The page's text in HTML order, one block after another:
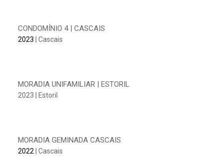
CONDOMÍNIO 4 | CASCAIS
2023 | Cascais
MORADIA UNIFAMILIAR | ESTORIL
2023 | Estoril
MORADIA GEMINADA CASCAIS
2022 | Cascais